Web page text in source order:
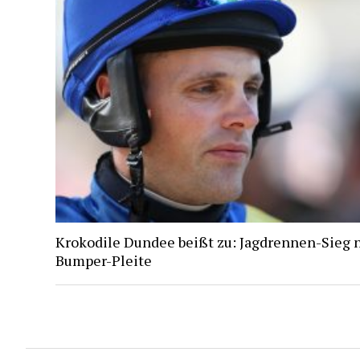
Krokodile Dundee beißt zu: Jagdrennen-Sieg
Bumper-Pleite